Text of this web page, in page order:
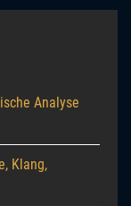
Analyse
Klang,